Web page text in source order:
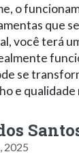
o
que
você terá
se
e qualidade
2025